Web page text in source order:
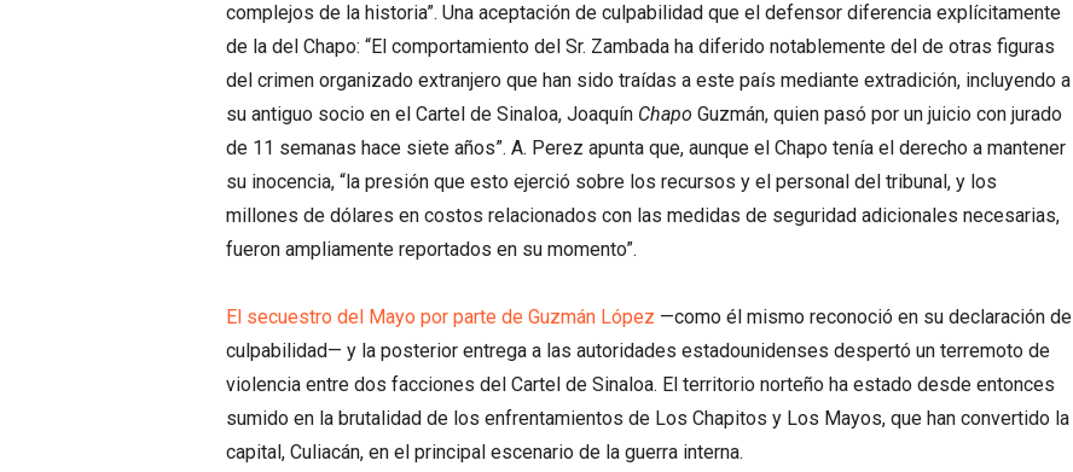
complejos de la historia”. Una aceptación de culpabilidad que el defensor diferencia explícitamente
de la del Chapo: “El comportamiento del Sr. Zambada ha diferido notablemente del de otras figuras
del crimen organizado extranjero que han sido traídas a este país mediante extradición, incluyendo a
su antiguo socio en el Cartel de Sinaloa, Joaquín Chapo Guzmán, quien pasó por un juicio con jurado
de 11 semanas hace siete años”. A. Perez apunta que, aunque el Chapo tenía el derecho a mantener
su inocencia, “la presión que esto ejerció sobre los recursos y el personal del tribunal, y los
millones de dólares en costos relacionados con las medidas de seguridad adicionales necesarias,
fueron ampliamente reportados en su momento”.
El secuestro del Mayo por parte de Guzmán López —como él mismo reconoció en su declaración de
culpabilidad— y la posterior entrega a las autoridades estadounidenses despertó un terremoto de
violencia entre dos facciones del Cartel de Sinaloa. El territorio norteño ha estado desde entonces
sumido en la brutalidad de los enfrentamientos de Los Chapitos y Los Mayos, que han convertido la
capital, Culiacán, en el principal escenario de la guerra interna.